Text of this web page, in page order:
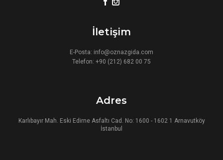
İletişim
E-Posta: info@oznazgida.com
Telefon: +90 (212) 682 00 75
Adres
Karlıbayır Mah. Eski Edirne Asfaltı Cad. No: 1600 - 1602 1 Arnavutköy
İstanbul